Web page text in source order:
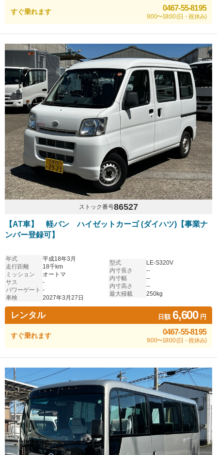
すぐ乗れます 0467-55-8195
9:00〜18:00 (日・祝休み)
ストック番号86527
【AT車】 軽バン ハイゼットカーゴ (ダイハツ)【事業ナ
ンバー登録可】
年式
平成18年3月
走行距離
18千km
ミッション
オートマ
サス
-
パワーゲート -
車検
2027年3月27日
型式
LE-S320V
内寸長さ
--
内寸幅
--
内寸高さ
--
最大積載
250kg
レンタル 日額 6,600円
すぐ乗れます 0467-55-8195
9:00〜18:00 (日・祝休み)